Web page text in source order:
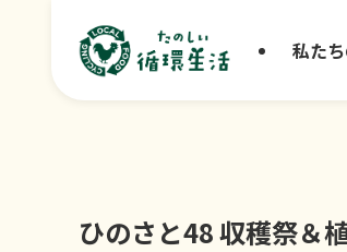
私た
ひのさと48 収穫祭＆